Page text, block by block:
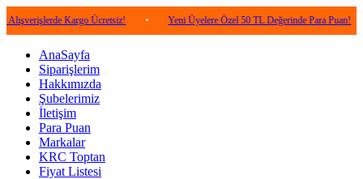
Kargo Ücretsiz! • Yeni Üyelere Özel 50 TL Değerinde Para Puan! •
AnaSayfa
Siparişlerim
Hakkımızda
Şubelerimiz
İletişim
Para Puan
Markalar
KRC Toptan
Fiyat Listesi